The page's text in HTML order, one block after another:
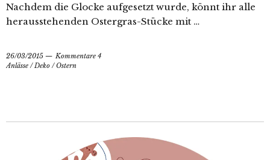
Nachdem die Glocke aufgesetzt wurde, könnt ihr alle
herausstehenden Ostergras-Stücke mit …
26/03/2015
Kommentare 4
Anlässe / Deko /Ostern